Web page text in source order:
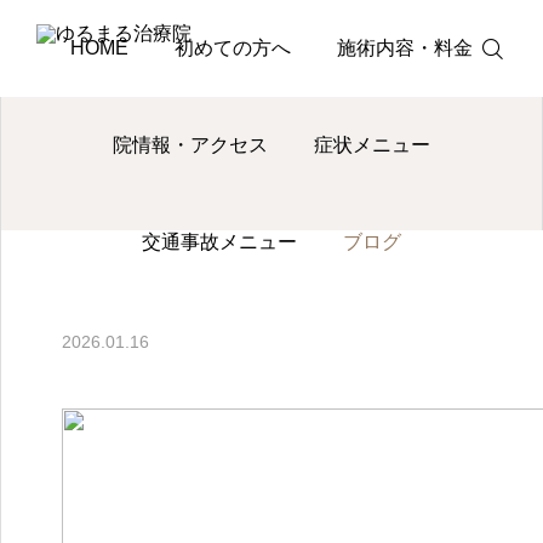
HOME 初めての方へ 施術内容・料金
院情報・アクセス 症状メニュー
交通事故メニュー ブログ
肩こりが何度も再発する
頼らない根本改善アプロ
間欠性跛行が
ブログ ブログ 頸椎ヘルニアの痛みとシビレを和ら
2026.01.16